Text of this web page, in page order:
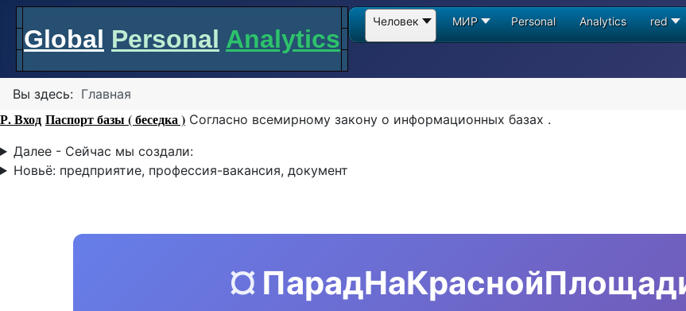
Global Personal Analytics
Человек МИР Personal Analytics red
Вы здесь: Главная
Р. Вход Паспорт базы ( беседка ) Согласно всемирному закону о информационных базах .
Далее - Сейчас мы создали:
Новьё: предприятие, профессия-вакансия, документ
¤